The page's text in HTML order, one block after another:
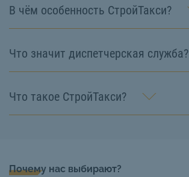
В чём особенность СтройТакси?
Что значит диспетчерская служба?
Что такое СтройТакси?
Почему нас выбирают?